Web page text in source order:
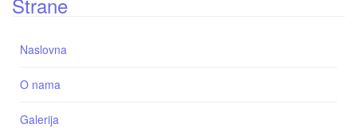
Naslovna
O nama
Galerija